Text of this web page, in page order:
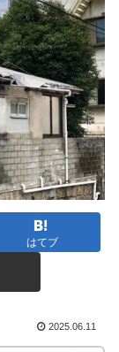
はてブ
2025.06.11